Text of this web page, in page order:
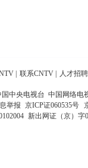
联系CNTV 人才招聘
国中央电视台 中国网络电
举报 京ICP证060535号
新出网证（京）